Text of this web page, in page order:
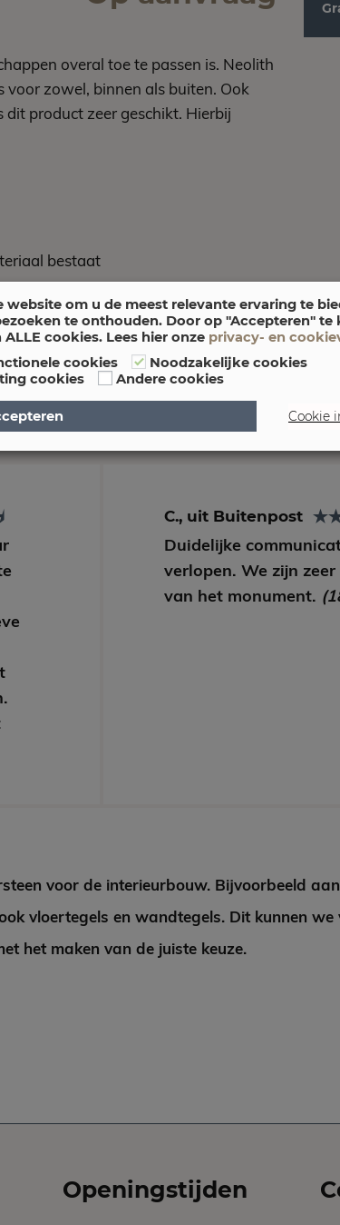
overal toe te passen is. Neolith
zowel, binnen als buiten. Ook
product zeer geschikt. Hierbij
bestaat
C., uit Buitenpost
Duidelijke
verlopen. We zijn
van het monument.
voor de interieurbouw. Bijvoorbeeld
vloertegels en wandtegels. Dit kunnen we
het maken van de juiste keuze.
Openingstijden
om u de meest relevante ervaring te
te onthouden. Door op "Accepteren" te
cookies. Lees hier onze privacy- en
cookies
Noodzakelijke cookies
cookies Andere cookies
Cookie